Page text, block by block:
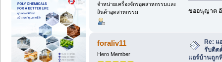
จำหน่ายเครื่องจักรอุตสาหกรรมและ
สินค้าอุตสาหกรรม
ขออนุญาต
foraliv11
Hero Member
Re:
รับติด
แอร์บ้านถูก